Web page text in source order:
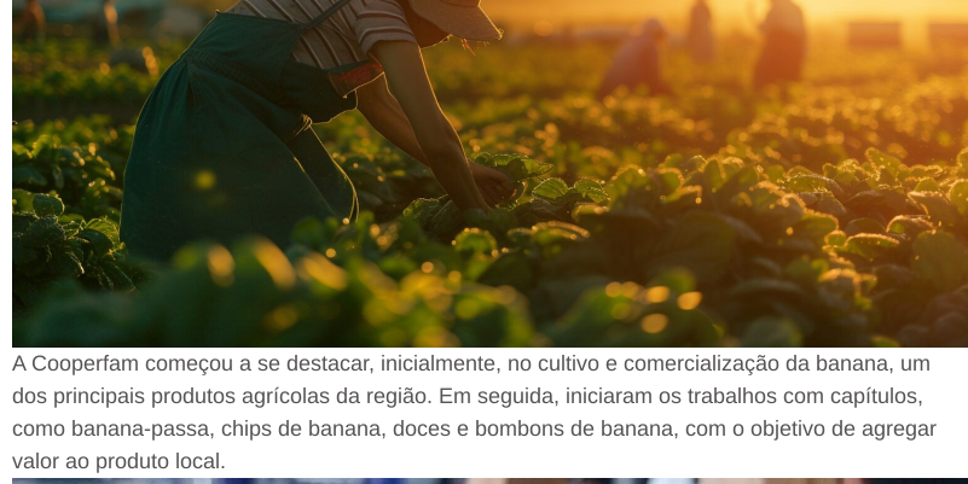
A Cooperfam começou a se destacar, inicialmente, no cultivo e comercialização da banana, um
dos principais produtos agrícolas da região. Em seguida, iniciaram os trabalhos com capítulos,
como banana-passa, chips de banana, doces e bombons de banana, com o objetivo de agregar
valor ao produto local.